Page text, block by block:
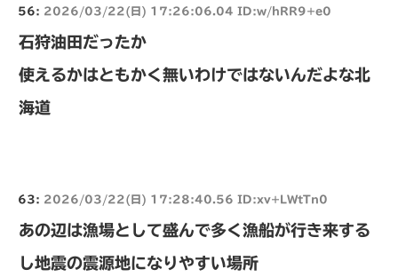
56: 2026/03/22(日) 17:26:06.04 ID:w/hRR9+e0
石狩油田だったか
使えるかはともかく無いわけではないんだよな北
海道
63: 2026/03/22(日) 17:28:40.56 ID:xv+LWtTn0
あの辺は漁場として盛んで多く漁船が行き来する
し地震の震源地になりやすい場所